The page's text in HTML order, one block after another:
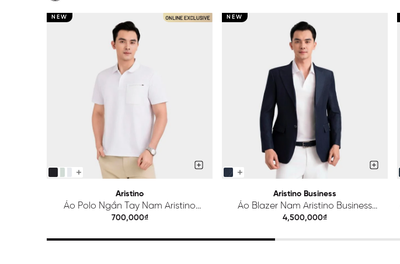
NEW
Aristino
Áo Polo Ngắn Tay Nam Aristino
Regular APS615EDP01
700,000₫
NEW
Aristino Business
Áo Blazer Nam Aristino Business
Premio 1BZ201S0H2
4,500,000₫